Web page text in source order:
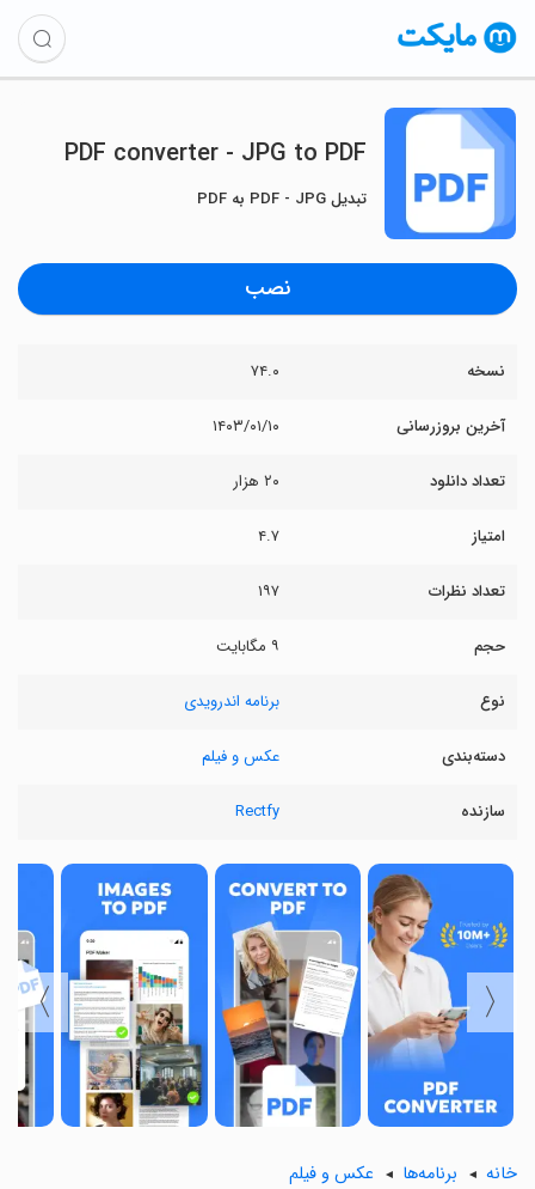
PDF converter - JPG to PDF
تبدیل PDF - JPG به PDF
نصب
نسخه ۷۴.۰
آخرین بروزرسانی ۱۴۰۳/۰۱/۱۰
تعداد دانلود ۲۰ هزار
امتیاز ۴.۷
تعداد نظرات ۱۹۷
حجم ۹ مگابایت
نوع برنامه اندرویدی
دسته‌بندی عکس و فیلم
سازنده Rectfy
〈
〉
خانه برنامه‌ها عکس و فیلم